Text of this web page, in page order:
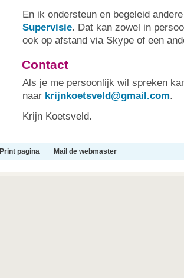
En ik ondersteun en begeleid
Supervisie. Dat kan zowel in
ook op afstand via Skype of een
Contact
Als je me persoonlijk wil spreken
naar krijnkoetsveld@gmail.com.
Krijn Koetsveld.
Print pagina Mail de webmaster